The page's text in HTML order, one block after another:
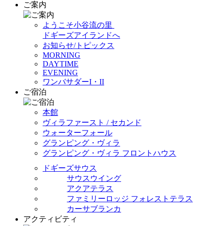
ご案内
ようこそ小谷流の里
ドギーズアイランドへ
お知らせ/トピックス
MORNING
DAYTIME
EVENING
ワンバサダーI・II
ご宿泊
本館
ヴィラファースト / セカンド
ウォーターフォール
グランピング・ヴィラ
グランピング・ヴィラ フロントハウス
ドギーズサウス
サウスウイング
アクアテラス
ファミリーロッジ フォレストテラス
カーサブランカ
アクティビティ